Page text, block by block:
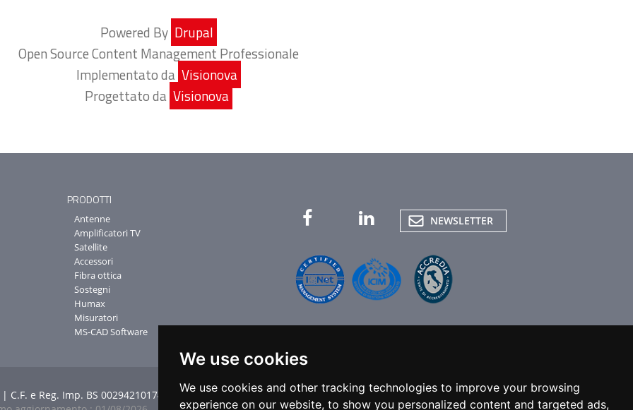
We use cookies
We use cookies and other tracking technologies to improve your browsing
experience on our website, to show you personalized content and targeted ads,
Powered By Drupal
Open Source Content Management Professionale
Implementato da Visionova
Progettato da Visionova
PRODOTTI
Antenne
Amplificatori TV
Satellite
Accessori
Fibra ottica
Sostegni
Humax
Misuratori
MS-CAD Software
NEWSLETTER
C.F. e Reg. Imp. BS 00294210174 | Credits| Privacy| Note legali|Cookie Policy|Impostazione cookies